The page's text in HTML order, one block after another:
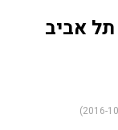
תל אביב